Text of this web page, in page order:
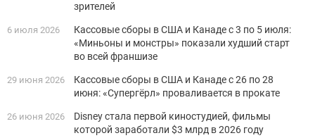
зрителей
6 июля 2026
Кассовые сборы в США и Канаде с 3 по 5 июля:
«Миньоны и монстры» показали худший старт
во всей франшизе
29 июня 2026
Кассовые сборы в США и Канаде с 26 по 28
июня: «Супергёрл» проваливается в прокате
26 июня 2026
Disney стала первой киностудией, фильмы
которой заработали $3 млрд в 2026 году